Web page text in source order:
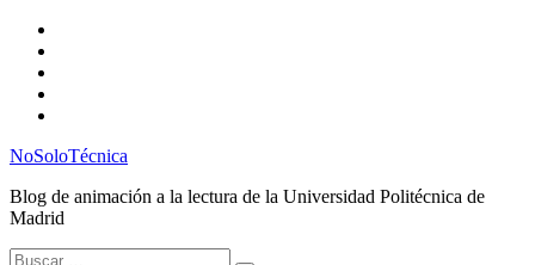
Saltar
contenido
NoSoloTécnica
Blog de animación a la lectura de la Universidad Politécnica de
Madrid
Buscar: